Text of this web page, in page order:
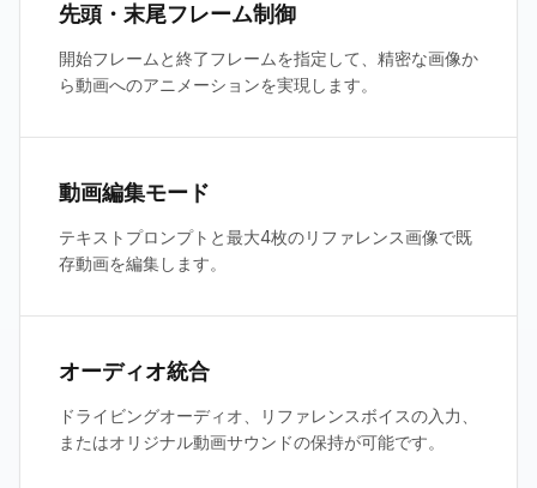
先頭・末尾フレーム制御
開始フレームと終了フレームを指定して、精密な画像か
ら動画へのアニメーションを実現します。
動画編集モード
テキストプロンプトと最大4枚のリファレンス画像で既
存動画を編集します。
オーディオ統合
ドライビングオーディオ、リファレンスボイスの入力、
またはオリジナル動画サウンドの保持が可能です。